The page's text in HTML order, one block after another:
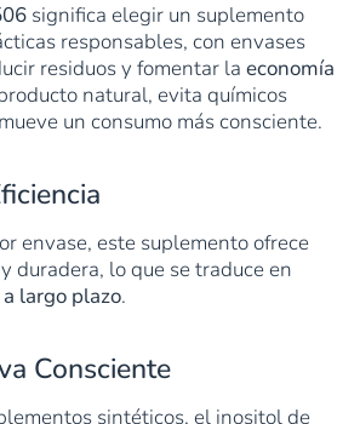
significa elegir un suplemento
responsables, con envases
residuos y fomentar laeconomía
natural, evita químicos
un consumo más consciente.
envase, este suplemento ofrece
duradera, lo que se traduce en
largo plazo.
Consciente
sintéticos, el inositol de